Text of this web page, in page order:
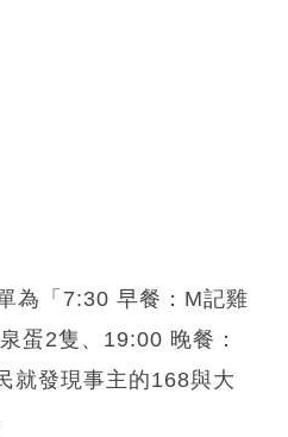
為「7:30 早餐：M記雞
蛋2隻、19:00 晚餐：
就發現事主的168與大